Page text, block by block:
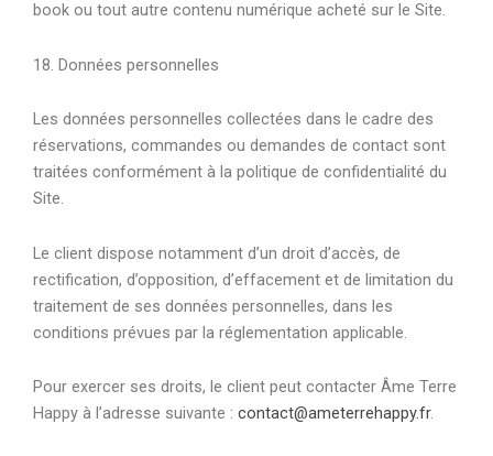
book ou tout autre contenu numérique acheté sur le Site.
18. Données personnelles
Les données personnelles collectées dans le cadre des
réservations, commandes ou demandes de contact sont
traitées conformément à la politique de confidentialité du
Site.
Le client dispose notamment d’un droit d’accès, de
rectification, d’opposition, d’effacement et de limitation du
traitement de ses données personnelles, dans les
conditions prévues par la réglementation applicable.
Pour exercer ses droits, le client peut contacter Âme Terre
Happy à l’adresse suivante : contact@ameterrehappy.fr.